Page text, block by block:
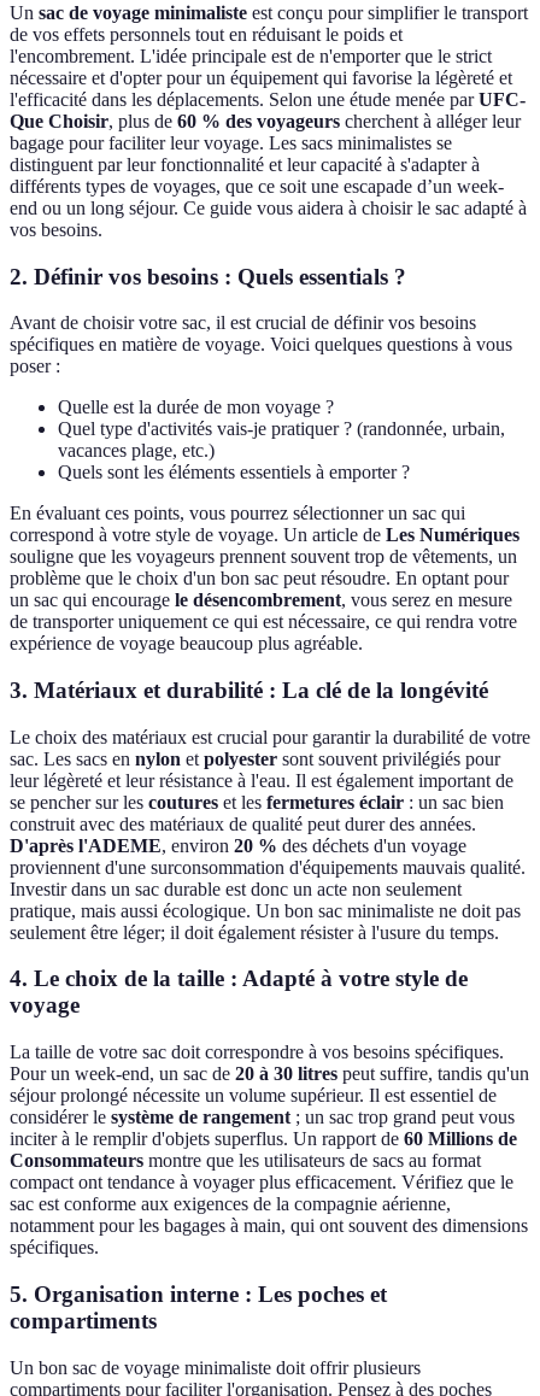
Un sac de voyage minimaliste est conçu pour simplifier le transport
de vos effets personnels tout en réduisant le poids et
l'encombrement. L'idée principale est de n'emporter que le strict
nécessaire et d'opter pour un équipement qui favorise la légèreté et
l'efficacité dans les déplacements. Selon une étude menée parUFC-
Que Choisir, plus de 60 % des voyageurs cherchent à alléger leur
bagage pour faciliter leur voyage. Les sacs minimalistes se
distinguent par leur fonctionnalité et leur capacité à s'adapter à
différents types de voyages, que ce soit une escapade d’un week-
end ou un long séjour. Ce guide vous aidera à choisir le sac adapté à
vos besoins.
2. Définir vos besoins : Quels essentials ?
Avant de choisir votre sac, il est crucial de définir vos besoins
spécifiques en matière de voyage. Voici quelques questions à vous
poser :
Quelle est la durée de mon voyage ?
Quel type d'activités vais-je pratiquer ? (randonnée, urbain,
vacances plage, etc.)
Quels sont les éléments essentiels à emporter ?
En évaluant ces points, vous pourrez sélectionner un sac qui
correspond à votre style de voyage. Un article de Les Numériques
souligne que les voyageurs prennent souvent trop de vêtements, un
problème que le choix d'un bon sac peut résoudre. En optant pour
un sac qui encourage le désencombrement, vous serez en mesure
de transporter uniquement ce qui est nécessaire, ce qui rendra votre
expérience de voyage beaucoup plus agréable.
3. Matériaux et durabilité : La clé de la longévité
Le choix des matériaux est crucial pour garantir la durabilité de votre
sac. Les sacs en nylon et polyester sont souvent privilégiés pour
leur légèreté et leur résistance à l'eau. Il est également important de
se pencher sur les coutures et les fermetures éclair : un sac bien
construit avec des matériaux de qualité peut durer des années.
D'après l'ADEME, environ 20 % des déchets d'un voyage
proviennent d'une surconsommation d'équipements mauvais qualité.
Investir dans un sac durable est donc un acte non seulement
pratique, mais aussi écologique. Un bon sac minimaliste ne doit pas
seulement être léger; il doit également résister à l'usure du temps.
4. Le choix de la taille : Adapté à votre style de
voyage
La taille de votre sac doit correspondre à vos besoins spécifiques.
Pour un week-end, un sac de 20 à 30 litres peut suffire, tandis qu'un
séjour prolongé nécessite un volume supérieur. Il est essentiel de
considérer le système de rangement ; un sac trop grand peut vous
inciter à le remplir d'objets superflus. Un rapport de 60 Millions de
Consommateurs montre que les utilisateurs de sacs au format
compact ont tendance à voyager plus efficacement. Vérifiez que le
sac est conforme aux exigences de la compagnie aérienne,
notamment pour les bagages à main, qui ont souvent des dimensions
spécifiques.
5. Organisation interne : Les poches et
compartiments
Un bon sac de voyage minimaliste doit offrir plusieurs
compartiments pour faciliter l'organisation. Pensez à des poches